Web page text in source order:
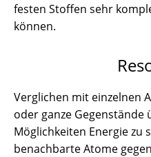
festen Stoffen sehr
können.
Verglichen mit einzelnen
oder ganze Gegenstände
Möglichkeiten Energie zu
benachbarte Atome